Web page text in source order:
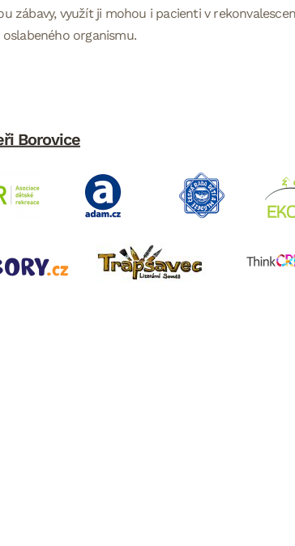
zábavy, využít ji mohou i pacienti v
oslabeného organismu.
Borovice